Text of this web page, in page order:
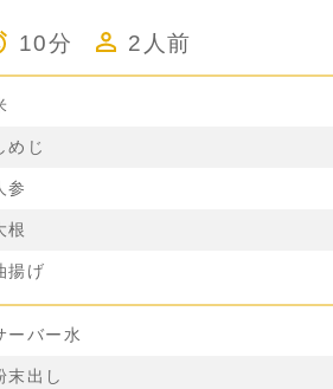
10分 2人前
めじ
参
根
揚げ
ーバー水
末出し